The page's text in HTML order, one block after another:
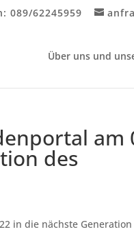
089/62245959
Über uns und
am
des
in die nächste Generation